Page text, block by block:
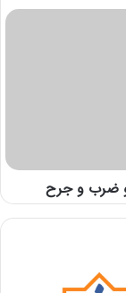
و ضرب و جرح